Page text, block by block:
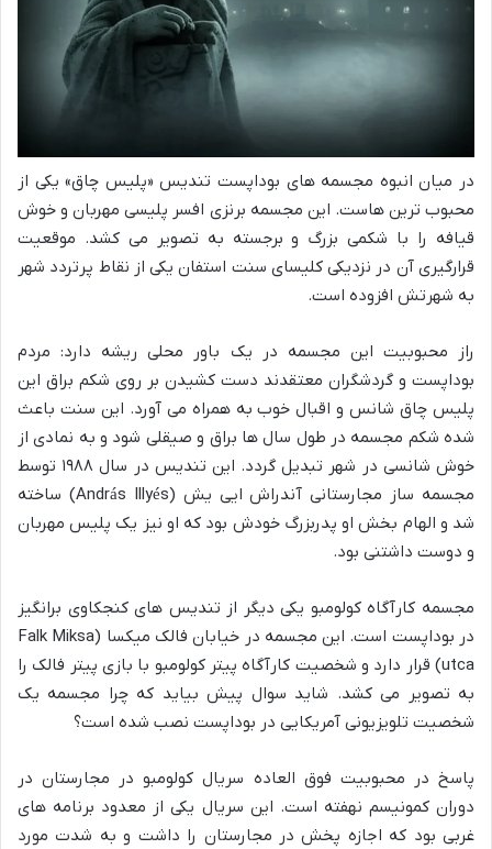
در میان انبوه مجسمه های بوداپست تندیس «پلیس چاق» یکی از
محبوب ترین هاست. این مجسمه برنزی افسر پلیسی مهربان و خوش
قیافه را با شکمی بزرگ و برجسته به تصویر می کشد. موقعیت
قرارگیری آن در نزدیکی کلیسای سنت استفان یکی از نقاط پرتردد شهر
به شهرتش افزوده است.
راز محبوبیت این مجسمه در یک باور محلی ریشه دارد: مردم
بوداپست و گردشگران معتقدند دست کشیدن بر روی شکم براق این
پلیس چاق شانس و اقبال خوب به همراه می آورد. این سنت باعث
شده شکم مجسمه در طول سال ها براق و صیقلی شود و به نمادی از
خوش شانسی در شهر تبدیل گردد. این تندیس در سال ۱۹۸۸ توسط
مجسمه ساز مجارستانی آندراش ایی یش (András Illyés) ساخته
شد و الهام بخش او پدربزرگ خودش بود که او نیز یک پلیس مهربان
و دوست داشتنی بود.
مجسمه کارآگاه کولومبو یکی دیگر از تندیس های کنجکاوی برانگیز
در بوداپست است. این مجسمه در خیابان فالک میکسا (Falk Miksa
utca) قرار دارد و شخصیت کارآگاه پیتر کولومبو با بازی پیتر فالک را
به تصویر می کشد. شاید سوال پیش بیاید که چرا مجسمه یک
شخصیت تلویزیونی آمریکایی در بوداپست نصب شده است؟
پاسخ در محبوبیت فوق العاده سریال کولومبو در مجارستان در
دوران کمونیسم نهفته است. این سریال یکی از معدود برنامه های
غربی بود که اجازه پخش در مجارستان را داشت و به شدت مورد